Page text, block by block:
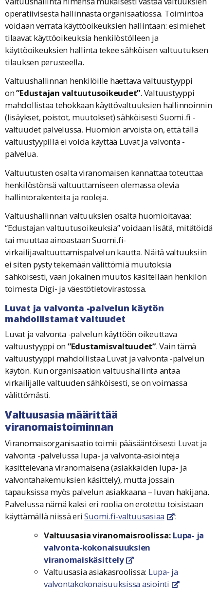
operatiivisesta hallinnasta organisaatiossa. Toimintoa
voidaan verrata käyttöoikeuksien hallintaan: esimiehet
tilaavat käyttöoikeuksia henkilöstölleen ja
käyttöoikeuksien hallinta tekee sähköisen valtuutuksen
tilauksen perusteella.
Valtuushallinnan henkilöille haettava valtuustyyppi
on”Edustajan valtuutusoikeudet”. Valtuustyyppi
mahdollistaa tehokkaan käyttövaltuuksien hallinnoinnin
(lisäykset, poistot, muutokset) sähköisesti Suomi.fi -
valtuudet palvelussa. Huomion arvoista on, että tällä
valtuustyypillä ei voida käyttää Luvat ja valvonta -
palvelua.
Valtuutusten osalta viranomaisen kannattaa toteuttaa
henkilöstönsä valtuuttamiseen olemassa olevia
hallintorakenteita ja rooleja.
Valtuushallinnan valtuuksien osalta huomioitavaa:
“Edustajan valtuutusoikeuksia” voidaan lisätä, mitätöidä
tai muuttaa ainoastaan Suomi.fi-
virkailijavaltuuttamispalvelun kautta. Näitä valtuuksiin
ei siten pysty tekemään välittömiä muutoksia
sähköisesti, vaan jokainen muutos käsitellään henkilön
toimesta Digi- ja väestötietovirastossa.
Luvat ja valvonta -palvelun käytön
mahdollistamat valtuudet
Luvat ja valvonta -palvelun käyttöön oikeuttava
valtuustyyppi on”Edustamisvaltuudet”. Vain tämä
valtuustyyppi mahdollistaa Luvat ja valvonta -palvelun
käytön. Kun organisaation valtuushallinta antaa
virkailijalle valtuuden sähköisesti, se on voimassa
välittömästi.
Valtuusasia määrittää
viranomaistoiminnan
Viranomaisorganisaatio toimii pääsääntöisesti Luvat ja
valvonta -palvelussa lupa- ja valvonta-asiointeja
käsittelevänä viranomaisena (asiakkaiden lupa- ja
valvontahakemuksien käsittely), mutta jossain
tapauksissa myös palvelun asiakkaana – luvan hakijana.
Palvelussa nämä kaksi eri roolia on erotettu toisistaan
käyttämällä niissä eriSuomi.fi-valtuusasiaa linkki avautuu
:
Valtuusasia viranomaisroolissa: Lupa- ja
valvonta-kokonaisuuksien
viranomaiskäsittely
linkki avautuu uuteen
Valtuusasia asiakasroolissa: Lupa- ja
valvontakokonaisuuksissa asiointi
linkki